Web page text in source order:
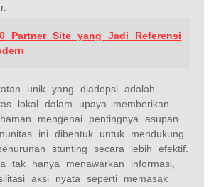
Partner Site yang Jadi Referensi
unik yang diadopsi adalah
lokal dalam upaya memberikan
mengenai pentingnya asupan
ini dibentuk untuk mendukung
stunting secara lebih efektif.
tak hanya menawarkan informasi,
aksi nyata seperti memasak